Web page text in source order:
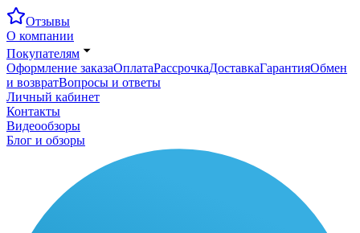
Отзывы
О компании
Покупателям
Оформление заказаОплатаРассрочкаДоставкаГарантияОбмен
и возвратВопросы и ответы
Личный кабинет
Контакты
Видеообзоры
Блог и обзоры